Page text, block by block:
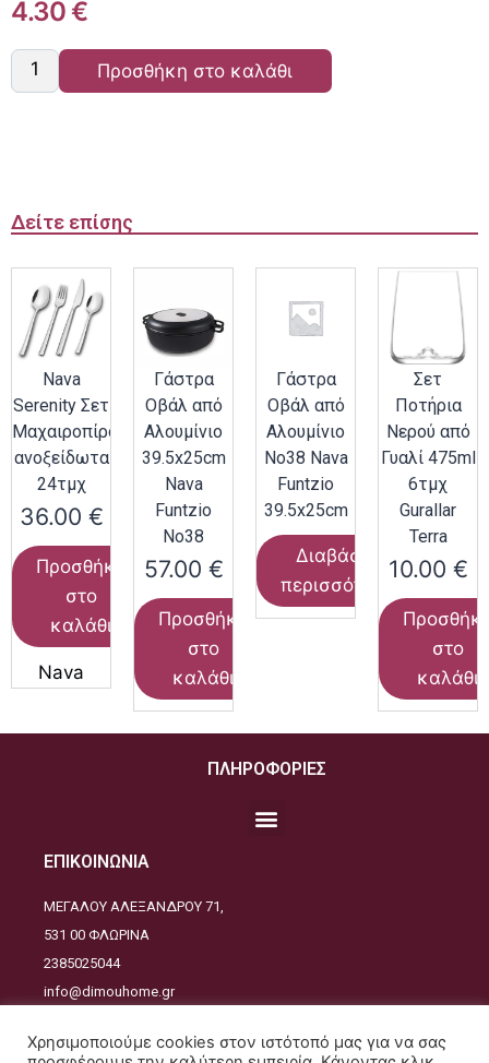
4.30€
Προσθήκη στο καλάθι
Δείτε επίσης
Nava
Serenity Σετ
Μαχαιροπίρουνα
ανοξείδωτα
24τμχ
36.00 €
Προσθήκη
στο
καλάθι
Nava
Γάστρα
Οβάλ από
Αλουμίνιο
39.5x25cm
Nava
Funtzio
Νο38
57.00 €
Προσθήκη
στο
καλάθι
Γάστρα
Οβάλ από
Αλουμίνιο
Νο38 Nava
Funtzio
39.5x25cm
Διαβάστε
περισσότερα
Σετ
Ποτήρια
Νερού από
Γυαλί 475ml
6τμχ
Gurallar
Terra
10.00 €
στο
καλάθι
ΠΛΗΡΟΦΟΡΙΕΣ
ΕΠΙΚΟΙΝΩΝΙΑ
ΜΕΓΑΛΟΥ ΑΛΕΞΑΝΔΡΟΥ 71,
531 00 ΦΛΩΡΙΝΑ
2385025044
info@dimouhome.gr
Χρησιμοποιούμε cookies στον ιστότοπό μας για να σας